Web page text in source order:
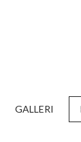
GALLERI